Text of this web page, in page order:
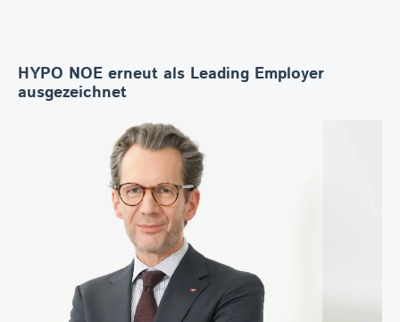
HYPO NOE erneut als Leading Employer
ausgezeichnet